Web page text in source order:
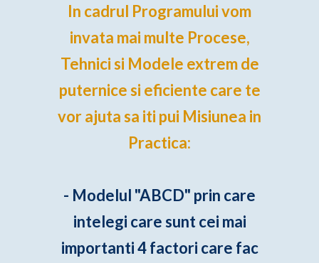
In cadrul Programului vom
invata mai multe Procese,
Tehnici si Modele extrem de
puternice si eficiente care te
vor ajuta sa iti pui Misiunea in
Practica:
- Modelul "ABCD" prin care
intelegi care sunt cei mai
importanti 4 factori care fac